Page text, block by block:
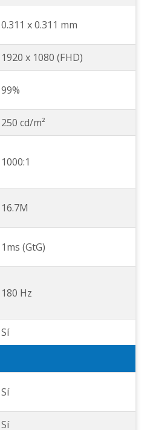
0.311 x 0.311 mm
1920 x 1080 (FHD)
99%
250 cd/m²
1000:1
16.7M
1ms (GtG)
180 Hz
Sí
Sí
Sí